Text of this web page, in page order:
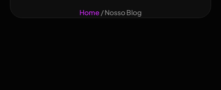
Home / Nosso Blog